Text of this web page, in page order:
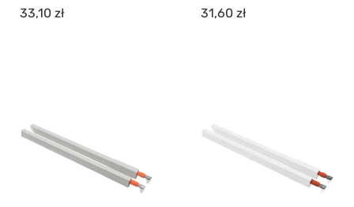
33,10 zł 31,60 zł